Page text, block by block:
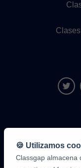
🍪 Utilizamos
Classgap almacena